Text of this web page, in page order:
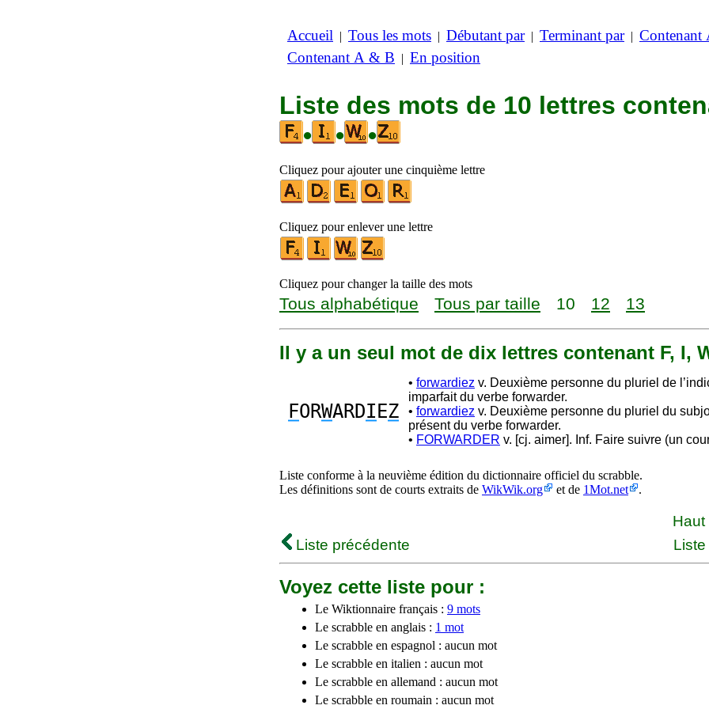
Accueil | Tous les mots | Débutant par| Terminant par| Contenant
Contenant A & B | En position
Liste des mots de 10 lettres
•
• •
Cliquez pour ajouter une cinquième lettre
Cliquez pour enlever une lettre
Cliquez pour changer la taille des mots
Tous alphabétique Tous par taille 10 12 13
Il y a un seul mot de dix lettres contenant F, I,
FORWARDI EZ
• forwardiez v. Deuxième personne du pluriel de
imparfait du verbe forwarder.
• forwardiez v. Deuxième personne du pluriel du
présent du verbe forwarder.
• FORWARDER v. [cj. aimer]. Inf. Faire suivre (un
Liste conforme à la neuvième édition du dictionnaire officiel du scrabble.
Les définitions sont de courts extraits de WikWik.org et de 1Mot.net .
Haut
Liste précédente
Voyez cette liste pour :
Le Wiktionnaire français : 9 mots
Le scrabble en anglais : 1 mot
Le scrabble en espagnol : aucun mot
Le scrabble en italien : aucun mot
Le scrabble en allemand : aucun mot
Le scrabble en roumain : aucun mot